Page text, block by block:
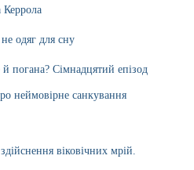
одяг для сну
погана? Сімнадцятий епізод
неймовірне санкування
віковічних мрій.